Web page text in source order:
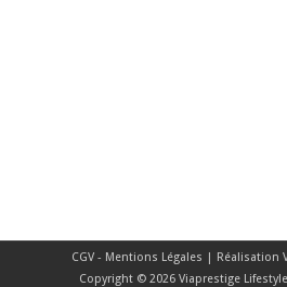
CGV - Mentions Légales | Réalisation
Copyright © 2026 Viaprestige